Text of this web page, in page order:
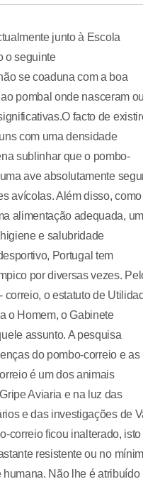
junto à Escola
o seguinte
se coaduna com a boa
pombal onde nasceram ou
facto de
com uma densidade
sublinhar que o pombo-
ave absolutamente
avícolas. Além disso, como
alimentação adequada, um
e salubridade
Portugal tem
por diversas vezes.
o estatuto de
o Homem, o Gabinete
assunto. A pesquisa
do pombo-correio e as
é um dos animais
Aviaria e na luz das
e das investigações de
correio ficou inalterado, isto
resistente ou no
Não lhe é atribuído